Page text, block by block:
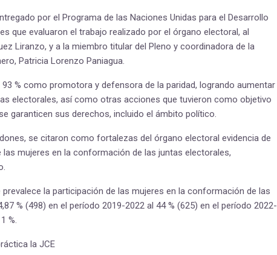
por el Programa de las Naciones Unidas para el Desarrollo
que evaluaron el trabajo realizado por el órgano electoral, al
Liranzo, y a la miembro titular del Pleno y coordinadora de la
Patricia Lorenzo Paniagua.
% como promotora y defensora de la paridad, logrando aumentar
electorales, así como otras acciones que tuvieron como objetivo
garanticen sus derechos, incluido el ámbito político.
se citaron como fortalezas del órgano electoral evidencia de
mujeres en la conformación de las juntas electorales,
la participación de las mujeres en la conformación de las
% (498) en el período 2019-2022 al 44 % (625) en el período 2022-
%.
la JCE